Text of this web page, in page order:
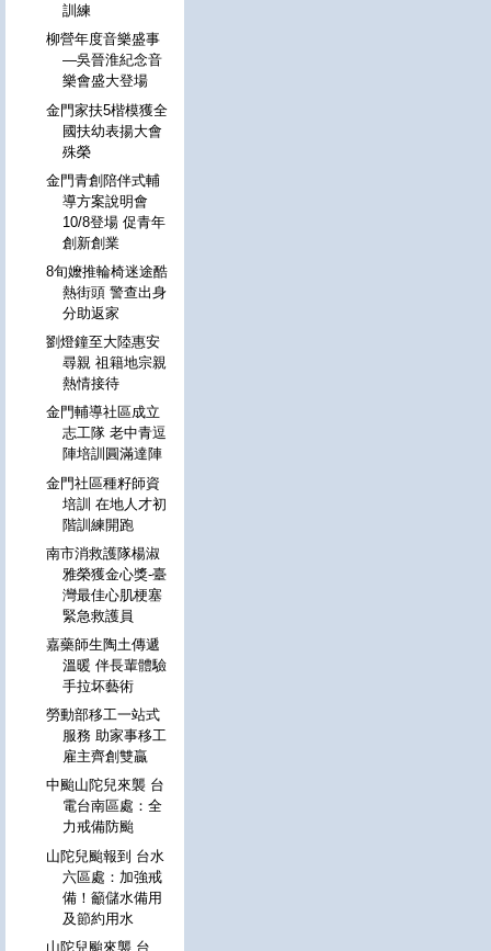
訓練
柳營年度音樂盛事
—吳晉淮紀念音
樂會盛大登場
金門家扶5楷模獲全
國扶幼表揚大會
殊榮
金門青創陪伴式輔
導方案說明會
10/8登場 促青年
創新創業
8旬嬤推輪椅迷途酷
熱街頭 警查出身
分助返家
劉燈鐘至大陸惠安
尋親 祖籍地宗親
熱情接待
金門輔導社區成立
志工隊 老中青逗
陣培訓圓滿達陣
金門社區種籽師資
培訓 在地人才初
階訓練開跑
南市消救護隊楊淑
雅榮獲金心獎-臺
灣最佳心肌梗塞
緊急救護員
嘉藥師生陶土傳遞
溫暖 伴長輩體驗
手拉坏藝術
勞動部移工一站式
服務 助家事移工
雇主齊創雙贏
中颱山陀兒來襲 台
電台南區處：全
力戒備防颱
山陀兒颱報到 台水
六區處：加強戒
備！籲儲水備用
及節約用水
山陀兒颱來襲 台